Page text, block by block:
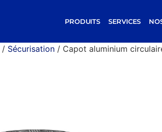
PRODUITS SERVICES
/ Sécurisation / Capot aluminium